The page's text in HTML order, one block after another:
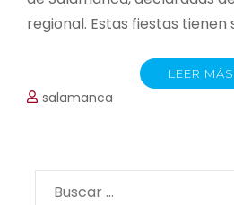
regional. Estas fiestas tienen
LEER MÁS
salamanca
Buscar: